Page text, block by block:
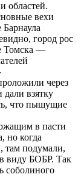
областей.
вехи
город рос
Томска —
через
взятку
что пышущие
в пасти
но когда
там подумали,
виду БОБР. Так
соболиного